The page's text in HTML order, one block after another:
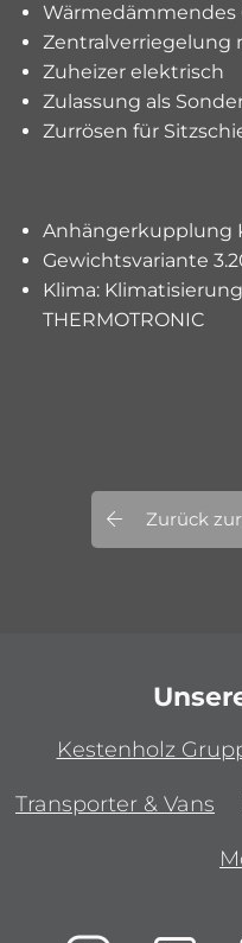
Wärmedämmendes
Zentralverriegelung
Zuheizer elektrisch
Zulassung als
Zurrösen für
Anhängerkupplung
Gewichtsvariante
Klima:
THERMOTRONIC
Zurück
Kestenholz
Transporter & Vans